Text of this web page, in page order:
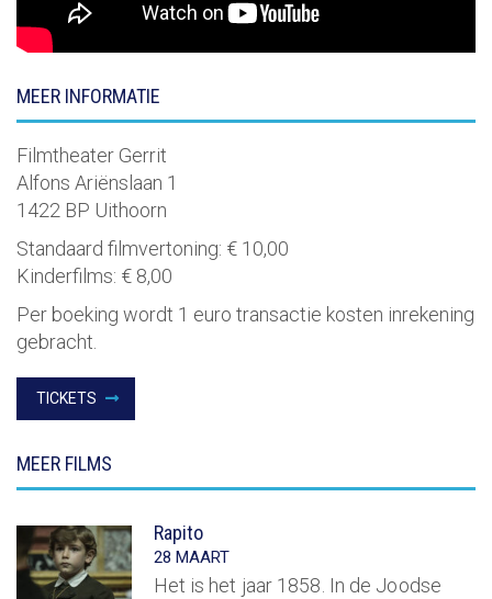
MEER INFORMATIE
Filmtheater Gerrit
Alfons Ariënslaan 1
1422 BP Uithoorn
Standaard filmvertoning: € 10,00
Kinderfilms: € 8,00
Per boeking wordt 1 euro transactie kosten inrekening
gebracht.
TICKETS
MEER FILMS
Rapito
28 MAART
Het is het jaar 1858. In de Joodse